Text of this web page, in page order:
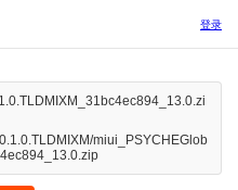
登录
miui_PSYCHEGlob